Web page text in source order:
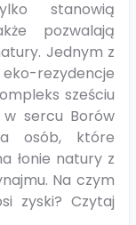
stanowią
pozwalają
Jednym z
rezydencje
sześciu
w sercu Borów
osób, które
łonie natury z
Na czym
zyski? Czytaj